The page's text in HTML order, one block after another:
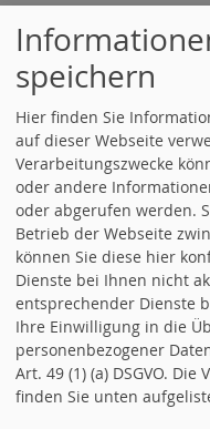
verlängertes
politische
finnischen
informatives
die acht
14.05.2013in
speichern
Hier finden Sie
auf dieser Webseite
Verarbeitungszwecke
oder andere
oder abgerufen werden.
Betrieb der Webseite
können Sie diese hier
Dienste bei Ihnen nicht
entsprechender Dienste
Ihre Einwilligung in die
personenbezogener
Art. 49 (1) (a) DSGVO.
finden Sie unten